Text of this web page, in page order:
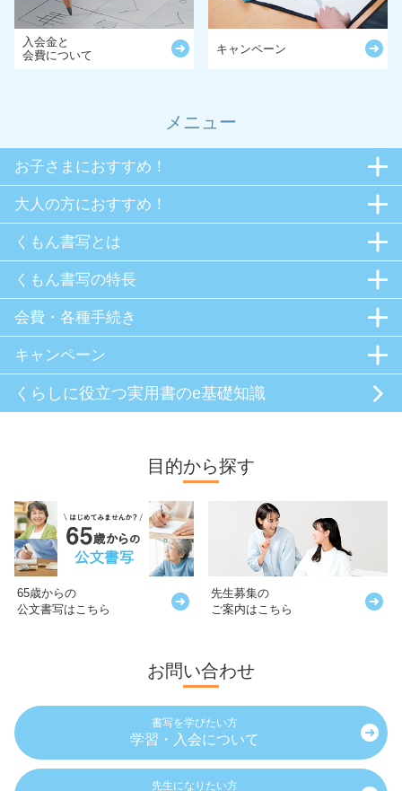
入会金と
会費について
キャンペーン
メニュー
お子さまにおすすめ！
大人の方におすすめ！
くもん書写とは
くもん書写の特長
会費・各種手続き
キャンペーン
くらしに役立つ実用書のe基礎知識
目的から探す
65歳からの
公文書写はこちら
先生募集の
ご案内はこちら
お問い合わせ
書写を学びたい方
学習・入会について
先生になりたい方